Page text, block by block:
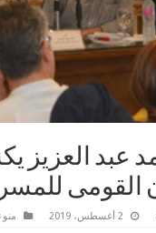
عبد العزيز
القومى
2 أغسطس، 2019